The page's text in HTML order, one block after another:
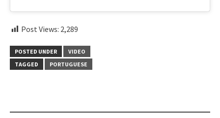
Post Views: 2,289
POSTED UNDER
VIDEO
TAGGED
PORTUGUESE